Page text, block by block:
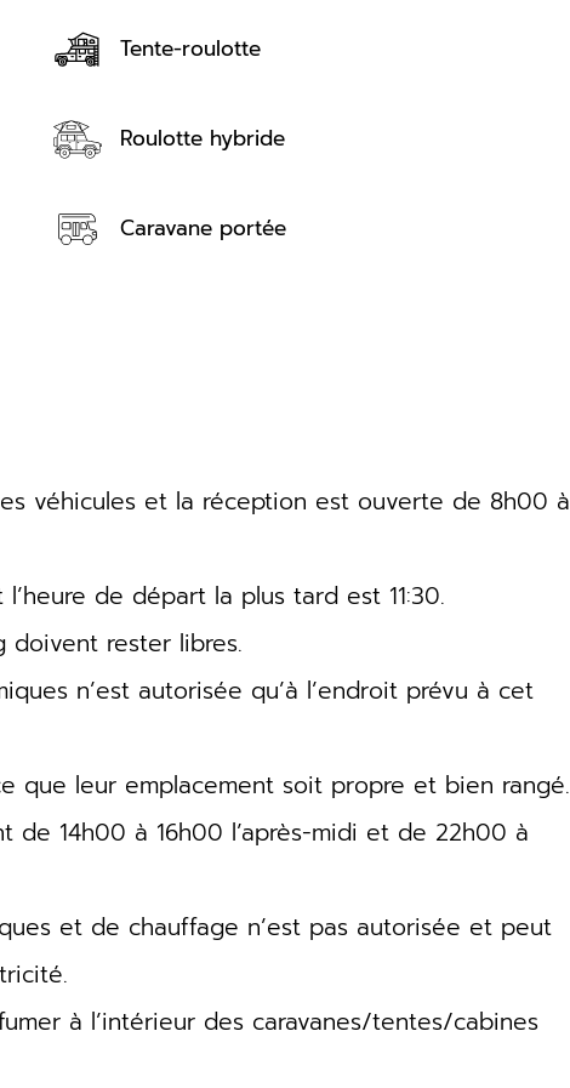
Tente-roulotte
Roulotte hybride
Caravane portée
véhicules et la réception est ouverte de 8h00 à
l’heure de départ la plus tard est 11:30.
doivent rester libres.
n’est autorisée qu’à l’endroit prévu à cet
que leur emplacement soit propre et bien rangé.
de 14h00 à 16h00 l’après-midi et de 22h00 à
et de chauffage n’est pas autorisée et peut
à l’intérieur des caravanes/tentes/cabines